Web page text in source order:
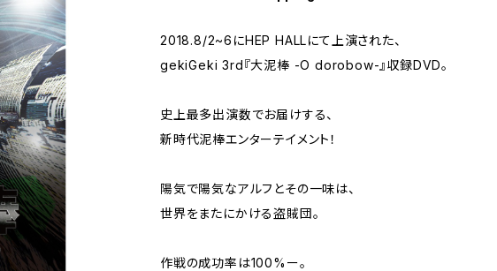
2018.8/2~6にHEP HALLにて上演された、
gekiGeki 3rd『大泥棒 -O dorobow-』収録DVD。
史上最多出演数でお届けする、
新時代泥棒エンターテイメント！
陽気で陽気なアルフとその一味は、
世界をまたにかける盗賊団。
作戦の成功率は100%ー。